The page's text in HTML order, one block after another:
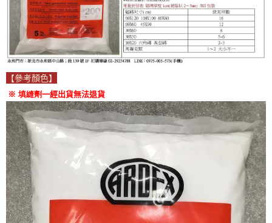
【參考顏色】
※ 填縫劑一經出貨無法退貨